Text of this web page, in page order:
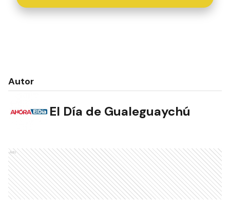
Autor
El Día de Gualeguaychú
Ads